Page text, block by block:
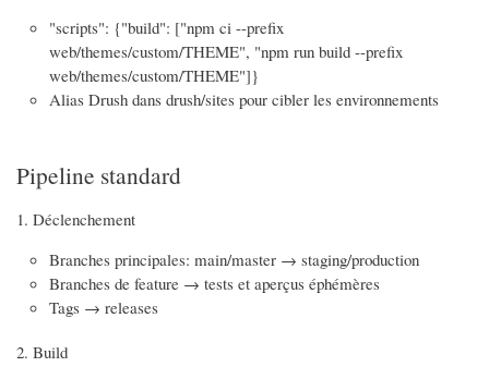
"scripts": {"build": ["npm ci --prefix
web/themes/custom/THEME", "npm run build --prefix
web/themes/custom/THEME"]}
Alias Drush dans drush/sites pour cibler les environnements
Pipeline standard
Déclenchement
Branches principales: main/master → staging/production
Branches de feature → tests et aperçus éphémères
Tags → releases
Build